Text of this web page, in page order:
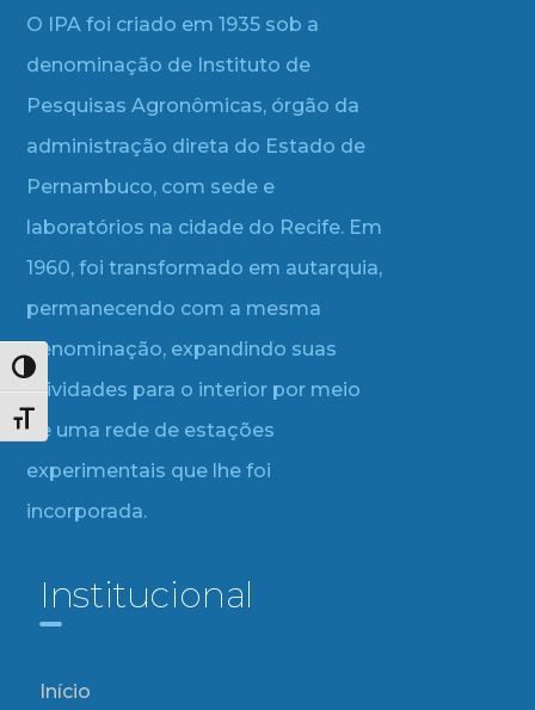
Alternar alto contraste
Alternar tamanho da fonte
O IPA foi criado em 1935 sob a
denominação de Instituto de
Pesquisas Agronômicas, órgão da
administração direta do Estado de
Pernambuco, com sede e
laboratórios na cidade do Recife. Em
1960, foi transformado em autarquia,
permanecendo com a mesma
denominação, expandindo suas
atividades para o interior por meio
de uma rede de estações
experimentais que lhe foi
incorporada.
Institucional
Início